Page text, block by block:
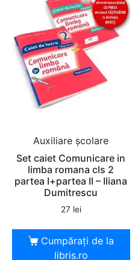
Auxiliare şcolare
Set caiet Comunicare in
limba romana cls 2
partea I+partea II – Iliana
Dumitrescu
27 lei
Cumpărați de la
libris.ro